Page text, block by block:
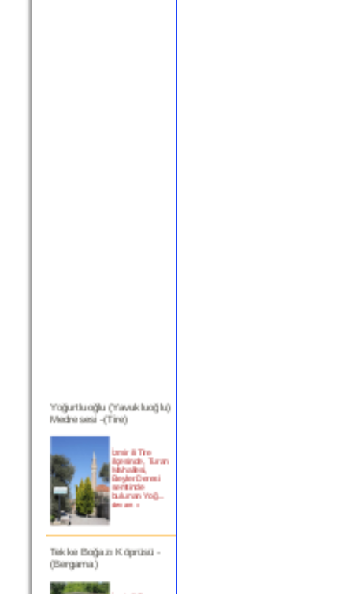
Medresesi -(Tire)
ilçesinde, Turan
Mahallesi,
Beyler Deresi
semtinde
bulunan Yoğ...
devam »
Tekke Boğazı Köprüsü -
(Bergama)
İzmir ili Bergama